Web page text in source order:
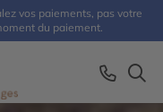
vos paiements, pas votre
du paiement.